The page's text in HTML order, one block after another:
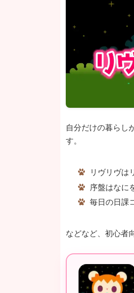
自分だけの暮らし
す。
リヴリヴは
序盤はなに
毎日の日課
などなど、初心者